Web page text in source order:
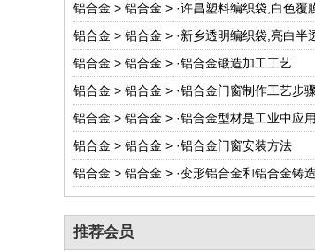
铝合金 > 铝合金 > ·许昌塑料编织袋,白色覆
铝合金 > 铝合金 > ·新乡透明编织袋,亮白半
铝合金 > 铝合金 > ·铝合金锻造加工工艺
铝合金 > 铝合金 > ·铝合金门窗制作工艺步
铝合金 > 铝合金 > ·铝合金型材是工业中应
铝合金 > 铝合金 > ·铝合金门窗安装方法
铝合金 > 铝合金 > ·变形铝合金和铝合金铸造
推荐会员